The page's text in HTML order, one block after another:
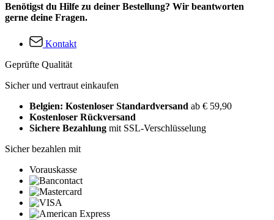
Benötigst du Hilfe zu deiner Bestellung? Wir beantworten
gerne deine Fragen.
Kontakt
Geprüfte Qualität
Sicher und vertraut einkaufen
Belgien: Kostenloser Standardversand ab € 59,90
Kostenloser Rückversand
Sichere Bezahlung mit SSL-Verschlüsselung
Sicher bezahlen mit
Vorauskasse